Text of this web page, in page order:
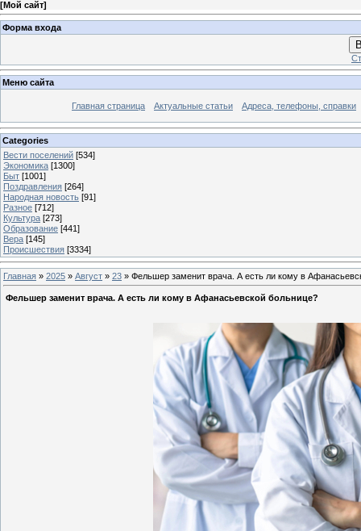
[Мой сайт]
Форма входа
Меню сайта
Главная страница Актуальные статьи Адреса, телефоны, справки
Categories
Вести поселений [534]
Экономика [1300]
Быт [1001]
Поздравления [264]
Народная новость [91]
Разное [712]
Культура [273]
Образование [441]
Вера [145]
Происшествия [3334]
Главная » 2025 » Август » 23 » Фельшер заменит врача. А есть ли кому в
Фельшер заменит врача. А есть ли кому в Афанасьевской больнице?